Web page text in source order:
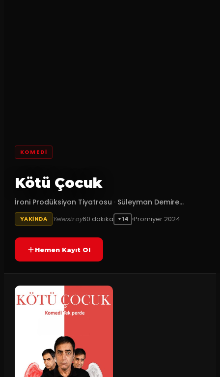
KOMEDI
Kötü Çocuk
İroni Prodüksiyon Tiyatrosu · Süleyman Demire...
YAKINDA Yetersiz oy60 dakika +14 Prömiyer 2024
Hemen Kayıt Ol